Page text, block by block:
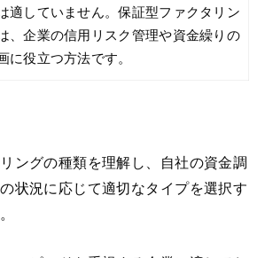
適していません。保証型ファクタリン
、企業の信用リスク管理や資金繰りの
に役立つ方法です。
ングの種類を理解し、自社の資金調
状況に応じて適切なタイプを選択す